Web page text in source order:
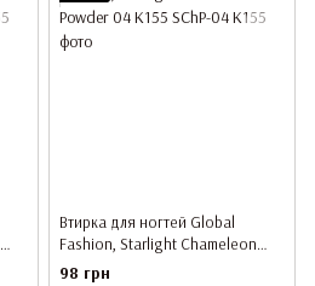
Втирка для ногтей Global
Fashion, Starlight Chameleon
Powder 04 K155
98 грн